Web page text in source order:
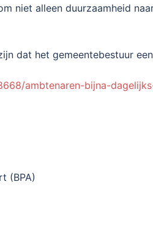
niet alleen duurzaamheid
dat het gemeentebestuur
ambtenaren-bijna-
(BPA)